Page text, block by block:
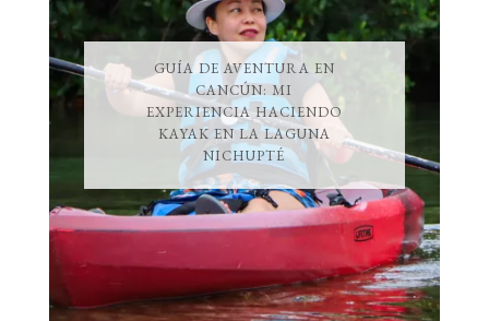
GUÍA DE AVENTURA EN
CANCÚN: MI
EXPERIENCIA HACIENDO
KAYAK EN LA LAGUNA
NICHUPTÉ